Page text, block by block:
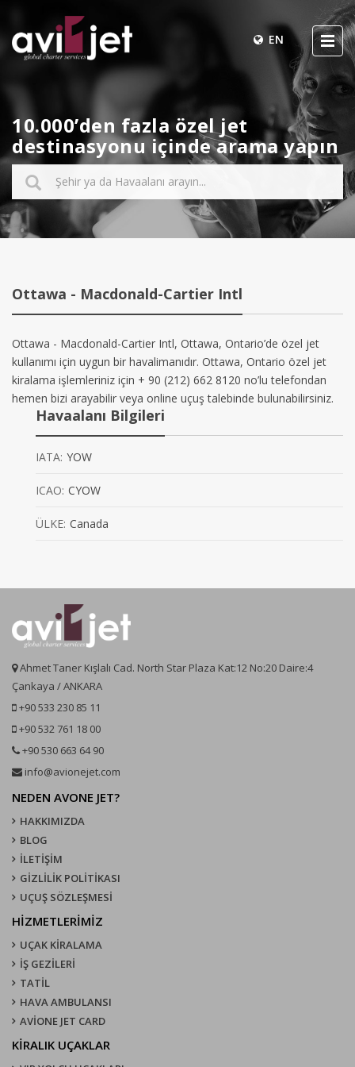
EN
10.000’den fazla özel jet
destinasyonu içinde arama yapın
Ottawa - Macdonald-Cartier Intl
Ottawa - Macdonald-Cartier Intl, Ottawa, Ontario’de özel jet
kullanımı için uygun bir havalimanıdır. Ottawa, Ontario özel jet
kiralama işlemleriniz için + 90 (212) 662 8120 no’lu telefondan
hemen bizi arayabilir veya online uçuş talebinde bulunabilirsiniz.
Havaalanı Bilgileri
IATA: YOW
ICAO: CYOW
ÜLKE: Canada
Ahmet Taner Kışlalı Cad. North Star Plaza Kat:12 No:20 Daire:4
Çankaya / ANKARA
+90 533 230 85 11
+90 532 761 18 00
+90 530 663 64 90
info@avionejet.com
NEDEN AVONE JET?
HAKKIMIZDA
BLOG
İLETİŞİM
GİZLİLİK POLİTİKASI
UÇUŞ SÖZLEŞMESI
HİZMETLERİMİZ
UÇAK KIRALAMA
İŞ GEZİLERİ
TATİL
HAVA AMBULANSI
AVİONE JET CARD
KIRALIK UÇAKLAR